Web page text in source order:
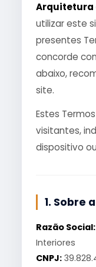
Arquitetura
utilizar este
presentes
concorde
abaixo,
site.
Estes
visitantes,
dispositivo
1. Sobre
Razão Social:
Interiores
CNPJ: